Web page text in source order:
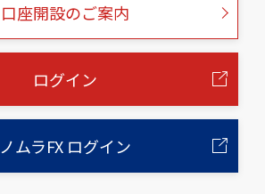
口座開設のご案内
ログイン
ノムラFX ログイン